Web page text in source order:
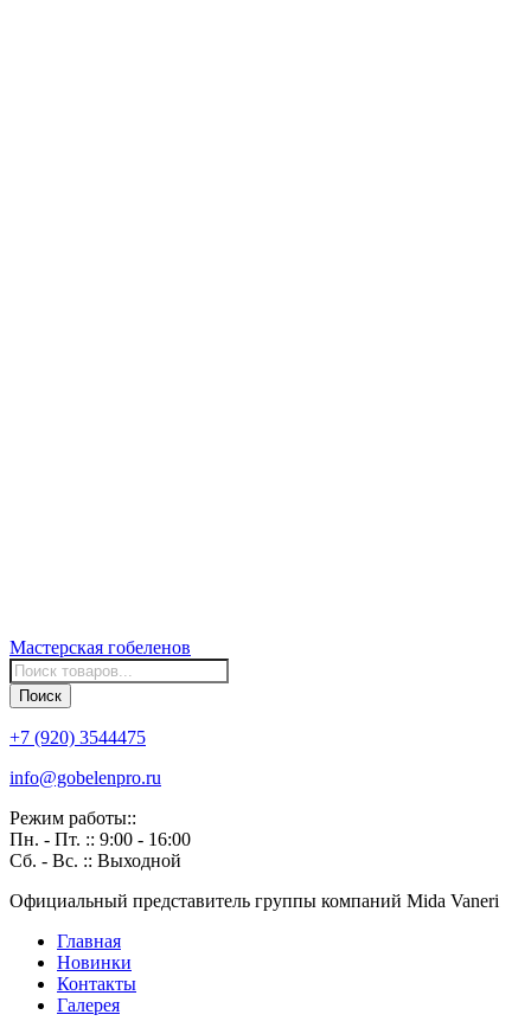
Мастерская гобеленов
Поиск
товаров
Поиск
+7 (920) 3544475
info@gobelenpro.ru
Режим работы::
Пн. - Пт. :: 9:00 - 16:00
Сб. - Вс. :: Выходной
Официальный представитель группы компаний Mida Vaneri
Главная
Новинки
Контакты
Галерея